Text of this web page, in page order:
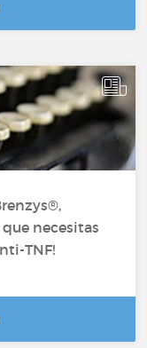
necesitas
TNF!